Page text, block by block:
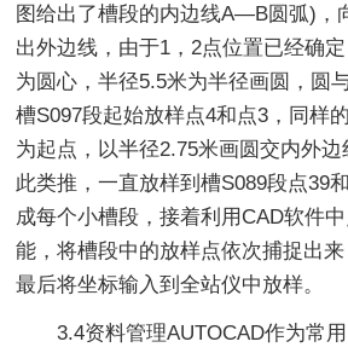
图给出了槽段的内边线A—B圆弧)，
出外边线，由于1，2点位置已经确
为圆心，半径5.5米为半径画圆，圆
槽S097段起始放样点4和点3，同样
为起点，以半径2.75米画圆交内外
此类推，一直放样到槽S089段点39
成每个小槽段，接着利用CAD软件
能，将槽段中的放样点依次捕捉出来
最后将坐标输入到全站仪中放样。
3.4资料管理AUTOCAD作为常用